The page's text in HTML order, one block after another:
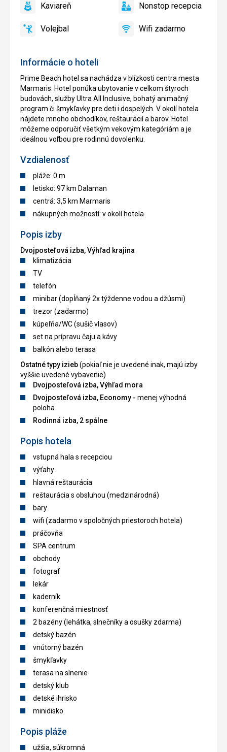
Informácie o hoteli
Prime Beach hotel sa nachádza v blízkosti centra mesta
Marmaris. Hotel ponúka ubytovanie v celkom štyroch
budovách, služby Ultra All Inclusive, bohatý animačný
program či šmykľavky pre deti i dospelých. V okolí hotela
nájdete mnoho obchodíkov, reštaurácií a barov. Hotel
môžeme odporučiť všetkým vekovým kategóriám a je
ideálnou voľbou pre rodinnú dovolenku.
Vzdialenosť
pláže: 0 m
letisko: 97 km Dalaman
centrá: 3,5 km Marmaris
nákupných možností: v okolí hotela
Popis izby
Dvojposteľová izba, Výhľad krajina
klimatizácia
TV
telefón
minibar (dopĺňaný 2x týždenne vodou a džúsmi)
trezor (zadarmo)
kúpeľňa/WC (sušič vlasov)
set na prípravu čaju a kávy
balkón alebo terasa
Ostatné typy izieb(pokiaľ nie je uvedené inak, majú izby
vyššie uvedené vybavenie)
Dvojposteľová izba, Výhľad mora
Dvojposteľová izba, Economy - menej výhodná
poloha
Rodinná izba, 2 spálne
Popis hotela
vstupná hala s recepciou
výťahy
hlavná reštaurácia
reštaurácia s obsluhou (medzinárodná)
bary
wifi (zadarmo v spoločných priestoroch hotela)
práčovňa
SPA centrum
obchody
fotograf
lekár
kaderník
konferenčná miestnosť
2 bazény (lehátka, slnečníky a osušky zdarma)
detský bazén
vnútorný bazén
šmykľavky
terasa na slnenie
detský klub
detské ihrisko
minidisko
Popis pláže
užšia, súkromná
zadarmo
KaviareňKaviareň
áno
NonstopNonstop recepcia
áno
VolejbalVolejbal
áno
Wifi
Wifi zadarmo
áno